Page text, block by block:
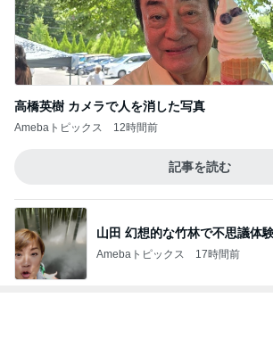
高橋英樹 カメラで人を消した写真
Amebaトピックス 12時間前
記事を読む
山田 幻想的な竹林で不思議体験
Amebaトピックス 17時間前